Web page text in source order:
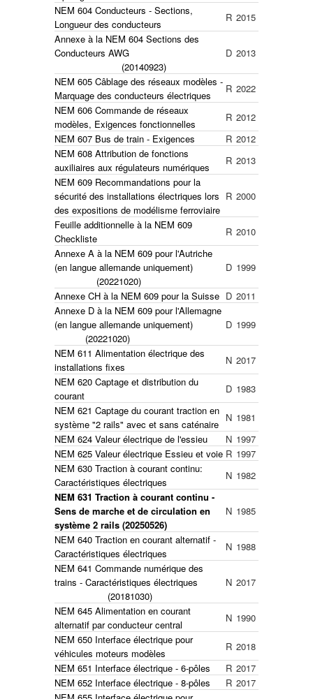
NEM 604 Conducteurs - Sections,
Longueur des conducteurs
R 2015
Annexe à la NEM 604 Sections des
Conducteurs AWG
(20140923)
D 2013
NEM 605 Câblage des réseaux modèles -
Marquage des conducteurs électriques
R 2022
NEM 606 Commande de réseaux
modèles, Exigences fonctionnelles
R 2012
NEM 607 Bus de train - Exigences
R 2012
NEM 608 Attribution de fonctions
auxiliaires aux régulateurs numériques
R 2013
NEM 609 Recommandations pour la
sécurité des installations électriques lors
des expositions de modélisme ferroviaire
R 2000
Feuille additionnelle à la NEM 609
Checkliste
R 2010
Annexe A à la NEM 609 pour l'Autriche
(en langue allemande uniquement)
(20221020)
D 1999
Annexe CH à la NEM 609 pour la Suisse D 2011
Annexe D à la NEM 609 pour l'Allemagne
(en langue allemande uniquement)
(20221020)
D 1999
NEM 611 Alimentation électrique des
installations fixes
N 2017
NEM 620 Captage et distribution du
courant
D 1983
NEM 621 Captage du courant traction en
système "2 rails" avec et sans caténaire
N 1981
NEM 624 Valeur électrique de l'essieu
N 1997
NEM 625 Valeur électrique Essieu et voie R 1997
NEM 630 Traction à courant continu:
Caractéristiques électriques
N 1982
NEM 631 Traction à courant continu -
Sens de marche et de circulation en
système 2 rails (20250526)
N 1985
NEM 640 Traction en courant alternatif -
Caractéristiques électriques
N 1988
NEM 641 Commande numérique des
trains - Caractéristiques électriques
(20181030)
N 2017
NEM 645 Alimentation en courant
alternatif par conducteur central
N 1990
NEM 650 Interface électrique pour
véhicules moteurs modèles
R 2018
NEM 651 Interface électrique - 6-pôles
R 2017
NEM 652 Interface électrique - 8-pôles
R 2017